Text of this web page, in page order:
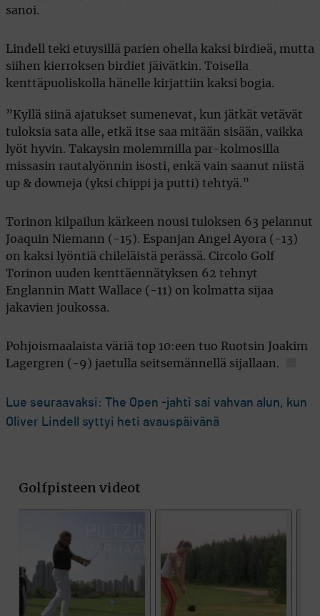
sanoi.
Lindell teki etuysillä parien ohella kaksi birdieä, mutta
siihen kierroksen birdiet jäivätkin. Toisella
kenttäpuoliskolla hänelle kirjattiin kaksi bogia.
”Kyllä siinä ajatukset sumenevat, kun jätkät vetävät
tuloksia sata alle, etkä itse saa mitään sisään, vaikka
lyöt hyvin. Takaysin molemmilla par-kolmosilla
missasin rautalyönnin isosti, enkä vain saanut niistä
up & downeja (yksi chippi ja putti) tehtyä.”
Torinon kilpailun kärkeen nousi tuloksen 63 pelannut
Joaquin Niemann (-15). Espanjan Angel Ayora (-13)
on kaksi lyöntiä chileläistä perässä. Circolo Golf
Torinon uuden kenttäennätyksen 62 tehnyt
Englannin Matt Wallace (-11) on kolmatta sijaa
jakavien joukossa.
Pohjoismaalaista väriä top 10:een tuo Ruotsin Joakim
Lagergren (-9) jaetulla seitsemännellä sijallaan.
Lue seuraavaksi: The Open -jahti sai vahvan alun, kun
Oliver Lindell syttyi heti avauspäivänä